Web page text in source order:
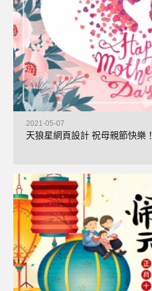
2021-05-07
天狼星網頁設計 祝母親節快樂！
+